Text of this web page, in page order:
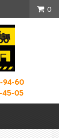
94-60
45-05
0